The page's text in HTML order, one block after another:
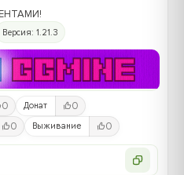
Версия: 1.21.3
0 Донат 0
0 Выживание 0